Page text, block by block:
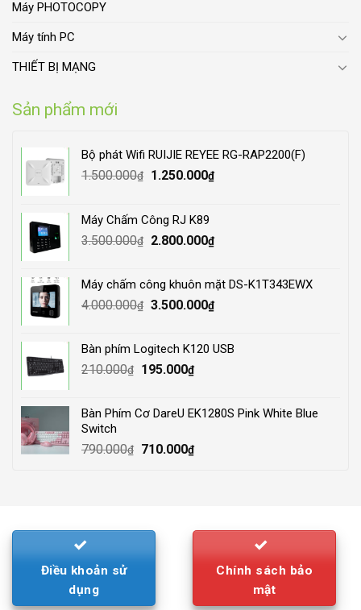
Máy PHOTOCOPY
Máy tính PC
THIẾT BỊ MẠNG
Sản phẩm mới
Bộ phát Wifi RUIJIE REYEE RG-RAP2200(F)
1.500.000₫
Original
1.500.000₫.
1.250.000₫Current
Máy Chấm Công RJ K89
3.500.000₫
Original
3.500.000₫.
2.800.000₫Current
2.800.000₫.
Máy chấm công khuôn mặt DS-K1T343EWX
4.000.000₫ Original
4.000.000₫.
3.500.000₫Current
3.500.000₫.
Bàn phím Logitech K120 USB
210.000₫
Original
210.000₫.
195.000₫Current
195.000₫.
Bàn Phím Cơ DareU EK1280S Pink White Blue
Switch
790.000₫
Original
710.000₫Current
Điều khoản sử
dụng
Chính sách bảo
mật